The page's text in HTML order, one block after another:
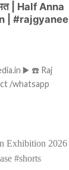
| Half Anna
| #rajgyanee
▶️ ☎️ Raj
/whatsapp